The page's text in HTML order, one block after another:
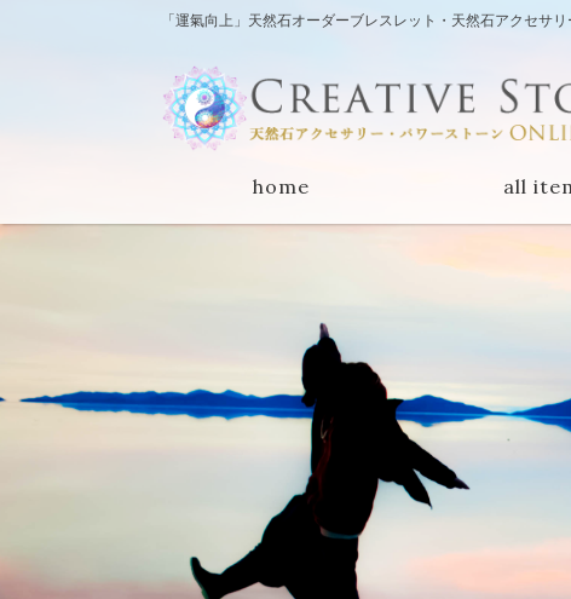
「運氣向上」天然石オーダーブレスレット・天然石アクセサ
home all